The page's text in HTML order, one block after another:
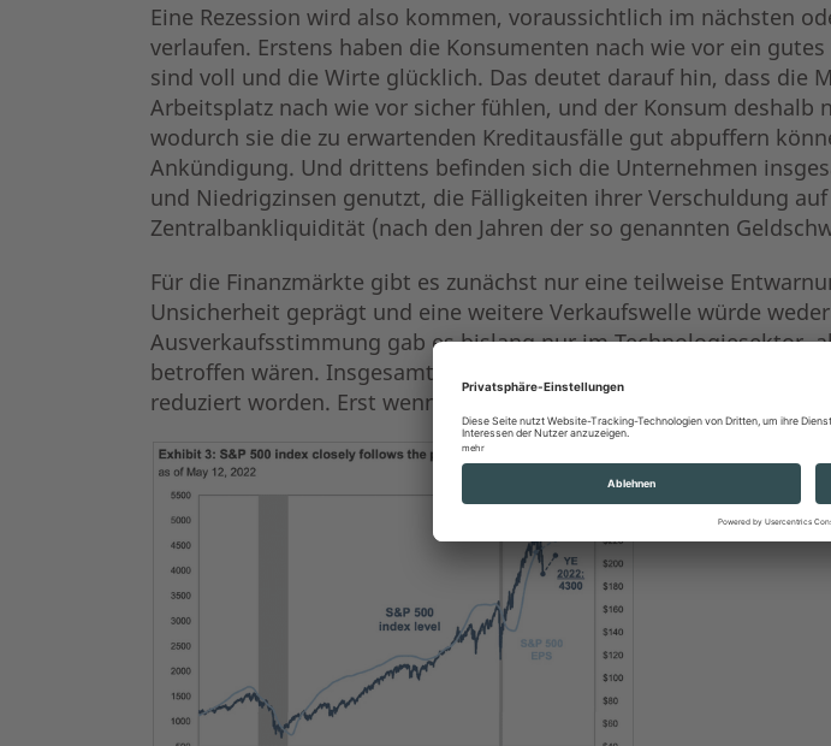
Eine Rezession wird also kommen, voraussichtlich im nächsten
verlaufen. Erstens haben die Konsumenten nach wie vor ein
sind voll und die Wirte glücklich. Das deutet darauf hin, dass die
Arbeitsplatz nach wie vor sicher fühlen, und der Konsum
wodurch sie die zu erwartenden Kreditausfälle gut abpuffern
Ankündigung. Und drittens befinden sich die Unternehmen
und Niedrigzinsen genutzt, die Fälligkeiten ihrer Verschuldung
Zentralbankliquidität (nach den Jahren der so genannten
Für die Finanzmärkte gibt es zunächst nur eine teilweise
Unsicherheit geprägt und eine weitere Verkaufswelle würde
Ausverkaufsstimmung gab es bislang nur im Technologiesektor,
betroffen wären. Insgesamt haben sich bislang lediglich die
reduziert worden. Erst wenn dies der Fall ist, wird die